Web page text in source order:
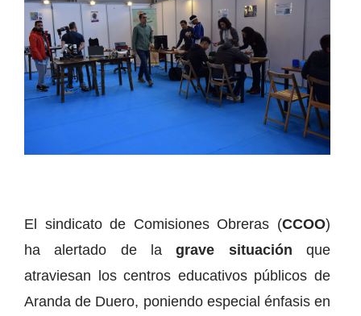
El sindicato de Comisiones Obreras (CCOO)
ha alertado de la grave situación que
atraviesan los centros educativos públicos de
Aranda de Duero, poniendo especial énfasis en